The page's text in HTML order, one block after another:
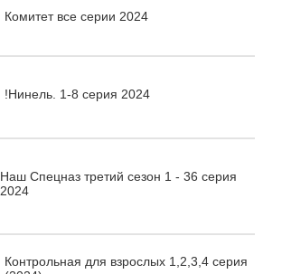
Комитет все серии 2024
!Нинель. 1-8 серия 2024
Наш Спецназ третий сезон 1 - 36 серия
2024
Контрольная для взрослых 1,2,3,4 серия